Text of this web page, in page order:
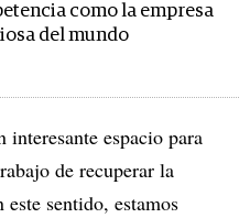
como la empresa
del mundo
interesante espacio para
de recuperar la
sentido, estamos